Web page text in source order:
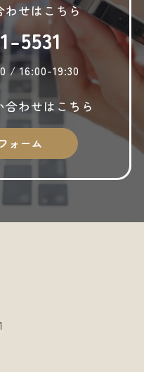
わせはこちら
5531
/ 16:00-19:30
合わせはこちら
ォーム